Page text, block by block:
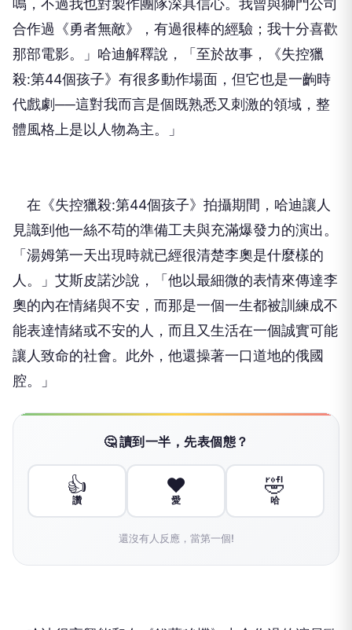
鳴，不過我也對製作團隊深具信心。我曾與獅門公司
合作過《勇者無敵》，有過很棒的經驗；我十分喜歡
那部電影。」哈迪解釋說，「至於故事，《失控獵
殺:第44個孩子》有很多動作場面，但它也是一齣時
代戲劇──這對我而言是個既熟悉又刺激的領域，整
體風格上是以人物為主。」
在《失控獵殺:第44個孩子》拍攝期間，哈迪讓人
見識到他一絲不苟的準備工夫與充滿爆發力的演出。
「湯姆第一天出現時就已經很清楚李奧是什麼樣的
人。」艾斯皮諾沙說，「他以最細微的表情來傳達李
奧的內在情緒與不安，而那是一個一生都被訓練成不
能表達情緒或不安的人，而且又生活在一個誠實可能
讓人致命的社會。此外，他還操著一口道地的俄國
腔。」
🤔 讀到一半，先表個態？
👍
讚
❤️
愛
🤣
哈
還沒有人反應，當第一個!